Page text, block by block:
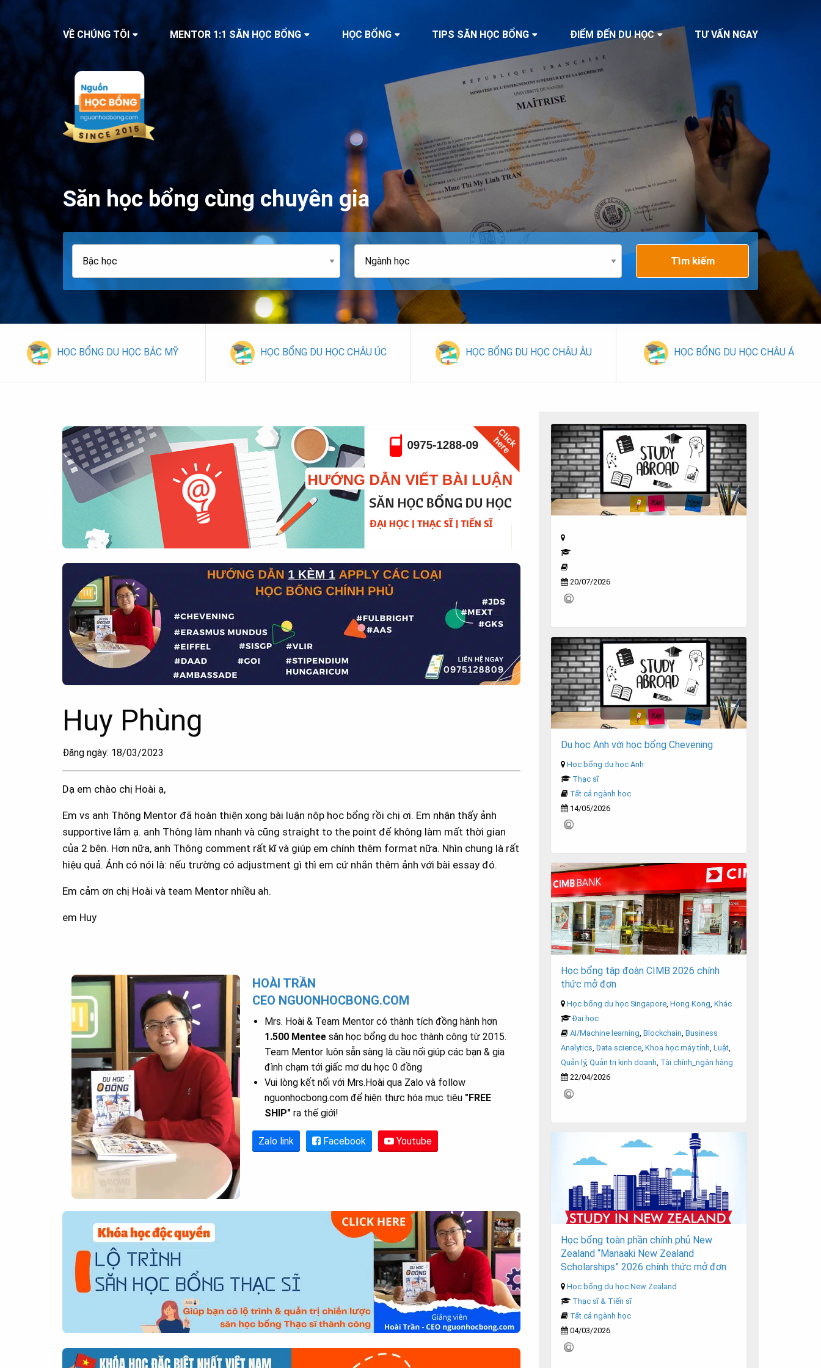
VỀ CHÚNG TÔI MENTOR 1:1 SĂN HỌC BỔNG HỌC BỔNG TIPS SĂN HỌC BỔNG ĐIỂM ĐẾN DU HỌC TƯ VẤN NGAY
Săn học bổng cùng chuyên gia
Tìm kiếm
HỌC BỔNG DU HỌC BẮC MỸ HỌC BỔNG DU HỌC CHÂU ÚC HỌC BỔNG DU HỌC CHÂU ÂU HỌC BỔNG DU HỌC CHÂU Á
Huy Phùng
Đăng ngày: 18/03/2023
Dạ em chào chị Hoài ạ,
Em vs anh Thông Mentor đã hoàn thiện xong bài luận nộp học bổng rồi chị ơi. Em nhận thấy ảnh
supportive lắm ạ. anh Thông làm nhanh và cũng straight to the point để không làm mất thời gian
của 2 bên. Hơn nữa, anh Thông comment rất kĩ và giúp em chính thêm format nữa. Nhìn chung là rất
hiệu quả. Ảnh có nói là: nếu trường có adjustment gì thì em cứ nhắn thêm ảnh với bài essay đó.
Em cảm ơn chị Hoài và team Mentor nhiều ah.
em Huy
HOÀI TRẦN
CEO NGUONHOCBONG.COM
Mrs. Hoài & Team Mentor có thành tích đồng hành hơn
1.500 Mentee săn học bổng du học thành công từ 2015.
Team Mentor luôn sẵn sàng là cầu nối giúp các bạn & gia
đình chạm tới giấc mơ du học 0 đồng
Vui lòng kết nối với Mrs.Hoài qua Zalo và follow
nguonhocbong.com để hiện thực hóa mục tiêu "FREE
SHIP" ra thế giới!
Zalo link Facebook Youtube
20/07/2026
Du học Anh với học bổng Chevening
Học bổng du học Anh
Thạc sĩ
Tất cả ngành học
14/05/2026
Học bổng tập đoàn CIMB 2026 chính
thức mở đơn
Học bổng du học Singapore, Hong Kong, Khác
Đại học
AI/Machine learning, Blockchain, Business
Analytics, Data science, Khoa học máy tính, Luật,
Quản lý, Quản trị kinh doanh, Tài chính_ngân hàng
22/04/2026
Học bổng toàn phần chính phủ New
Zealand “Manaaki New Zealand
Scholarships” 2026 chính thức mở đơn
Học bổng du học New Zealand
Thạc sĩ & Tiến sĩ
Tất cả ngành học
04/03/2026